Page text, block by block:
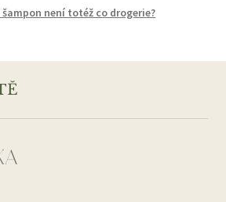
není totéž co drogerie?